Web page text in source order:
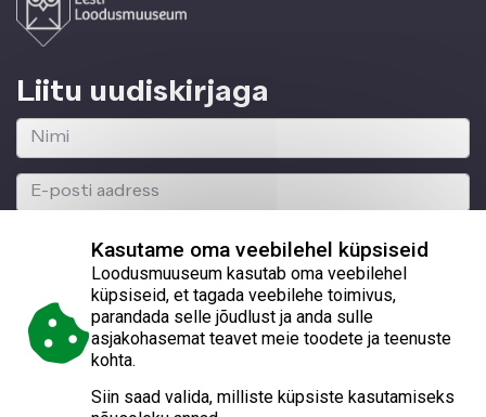
Liitu uudiskirjaga
© 2026 Eesti Loodusmuuseum
Lai 29a, Tallinn 10133, reg. nr 70003129
Kasutame oma veebilehel küpsiseid
Loodusmuuseum kasutab oma veebilehel
küpsiseid, et tagada veebilehe toimivus,
parandada selle jõudlust ja anda sulle
asjakohasemat teavet meie toodete ja teenuste
kohta.
Siin saad valida, milliste küpsiste kasutamiseks